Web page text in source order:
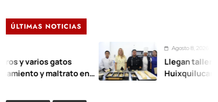
ÚLTIMAS NOTICIAS
gatos
y maltrato en
Agosto 8, 2026
Llegan talleres de
Huixquilucan